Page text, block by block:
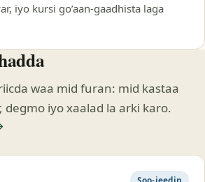
iyo kursi go’aan-gaadhista laga
waa mid furan: mid kastaa
iyo xaalad la arki karo.
Soo-jeedin